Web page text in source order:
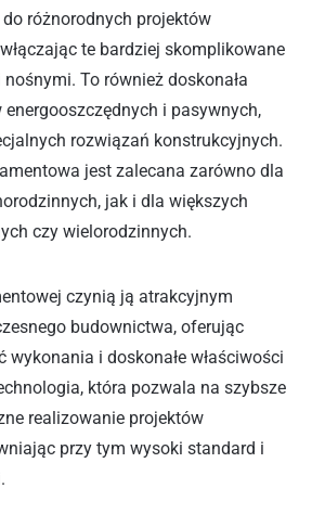
różnorodnych projektów
te bardziej skomplikowane
To również doskonała
i pasywnych,
rozwiązań konstrukcyjnych.
jest zalecana zarówno dla
jak i dla większych
czy wielorodzinnych.
czynią ją atrakcyjnym
budownictwa, oferując
wykonania i doskonałe właściwości
która pozwala na szybsze
realizowanie projektów
przy tym wysoki standard i